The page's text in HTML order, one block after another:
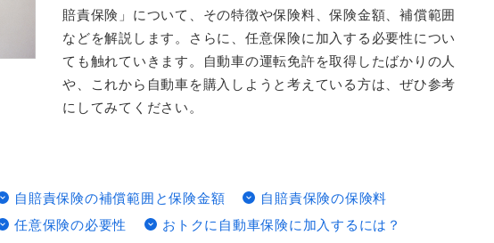
賠責保険」について、その特徴や保険料、保険金額、補償範囲
などを解説します。さらに、任意保険に加入する必要性につい
ても触れていきます。自動車の運転免許を取得したばかりの人
や、これから自動車を購入しようと考えている方は、ぜひ参考
にしてみてください。
自賠責保険の補償範囲と保険金額
自賠責保険の保険料
任意保険の必要性
おトクに自動車保険に加入するには？